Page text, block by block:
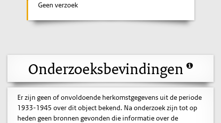
Geen verzoek
Onderzoeksbevindingen
Er zijn geen of onvoldoende herkomstgegevens uit de periode
1933-1945 over dit object bekend. Na onderzoek zijn tot op
heden geen bronnen gevonden die informatie over de